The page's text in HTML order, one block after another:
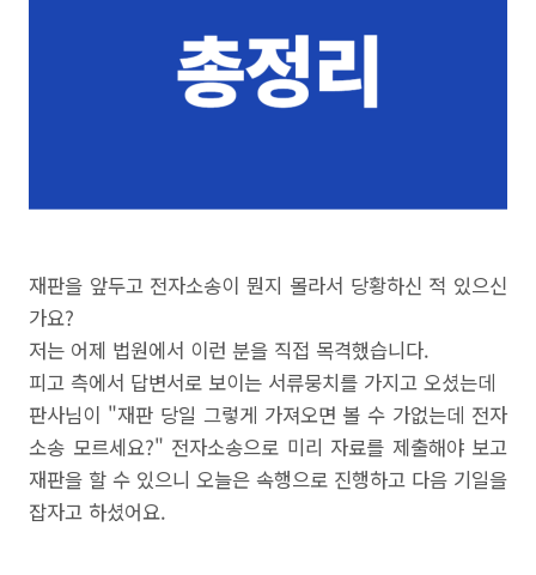
재판을 앞두고 전자소송이 뭔지 몰라서 당황하신 적 있으신
가요?
저는 어제 법원에서 이런 분을 직접 목격했습니다.
피고 측에서 답변서로 보이는 서류뭉치를 가지고 오셨는데
판사님이 "재판 당일 그렇게 가져오면 볼 수 가없는데 전자
소송 모르세요?" 전자소송으로 미리 자료를 제출해야 보고
재판을 할 수 있으니 오늘은 속행으로 진행하고 다음 기일을
잡자고 하셨어요.